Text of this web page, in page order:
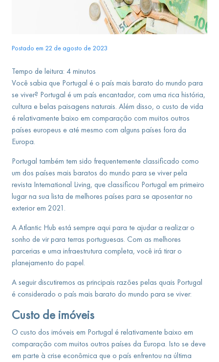
Postado em 22 de agosto de 2023
Tempo de leitura: 4 minutos
Você sabia que Portugal é o país mais barato do mundo para
se viver? Portugal é um país encantador, com uma rica história,
cultura e belas paisagens naturais. Além disso, o custo de vida
é relativamente baixo em comparação com muitos outros
países europeus e até mesmo com alguns países fora da
Europa.
Portugal também tem sido frequentemente classificado como
um dos países mais baratos do mundo para se viver pela
revista International Living, que classificou Portugal em primeiro
lugar na sua lista de melhores países para se aposentar no
exterior em 2021.
A Atlantic Hub está sempre aqui para te ajudar a realizar o
sonho de vir para terras portuguesas. Com as melhores
parcerias e uma infraestrutura completa, você irá tirar o
planejamento do papel.
A seguir discutiremos as principais razões pelas quais Portugal
é considerado o país mais barato do mundo para se viver:
Custo de imóveis
O custo dos imóveis em Portugal é relativamente baixo em
comparação com muitos outros países da Europa. Isto se deve
em parte à crise econômica que o país enfrentou na última